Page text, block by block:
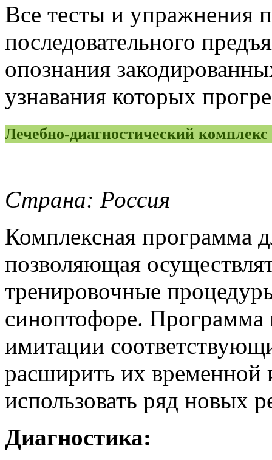
Все тесты и упражнения
последовательного
опознания
узнавания которых
Лечебно-диагностический
Страна: Россия
Комплексная программа
позволяющая
тренировочные
синоптофоре.
имитации
расширить их временной
использовать ряд новых
Диагностика: